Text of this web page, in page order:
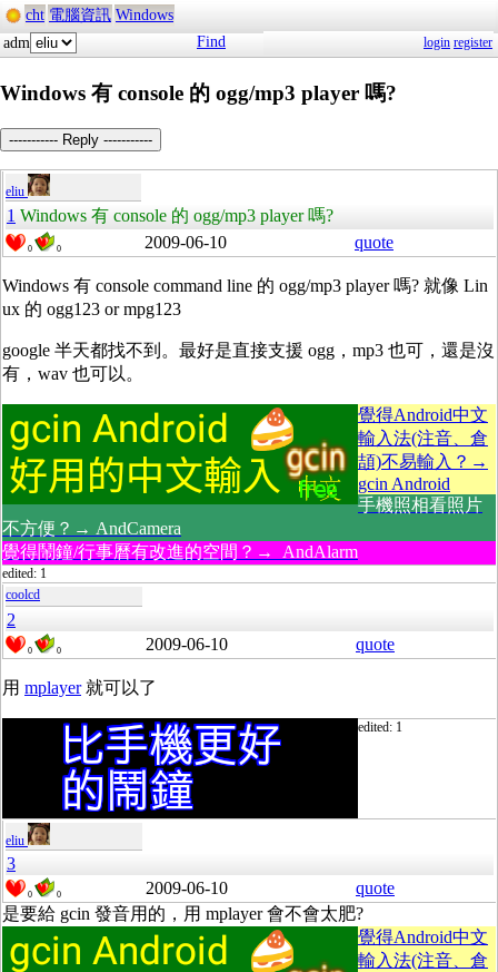
cht 電腦資訊 Windows
adm
Find login register
Windows 有 console 的 ogg/mp3 player 嗎?
----------- Reply -----------
eliu
1 Windows 有 console 的 ogg/mp3 player 嗎?
0 0 2009-06-10 quote
Windows 有 console command line 的 ogg/mp3 player 嗎? 就像 Lin
ux 的 ogg123 or mpg123
google 半天都找不到。最好是直接支援 ogg，mp3 也可，還是沒
有，wav 也可以。
覺得Android中文
輸入法(注音、倉
頡)不易輸入？→
gcin Android
手機照相看照片
不方便？→ AndCamera
覺得鬧鐘/行事曆有改進的空間？→ AndAlarm
edited: 1
coolcd
2
0 0 2009-06-10 quote
用 mplayer就可以了
edited: 1
eliu
3
0 0 2009-06-10
quote
是要給 gcin 發音用的，用 mplayer 會不會太肥?
覺得Android中文
輸入法(注音、倉